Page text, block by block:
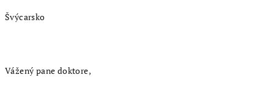
Švýcarsko
Vážený pane doktore,